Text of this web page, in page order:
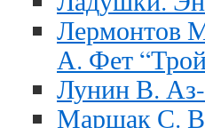
Лермонтов
А. Фет
Лунин В.
Маршак С.